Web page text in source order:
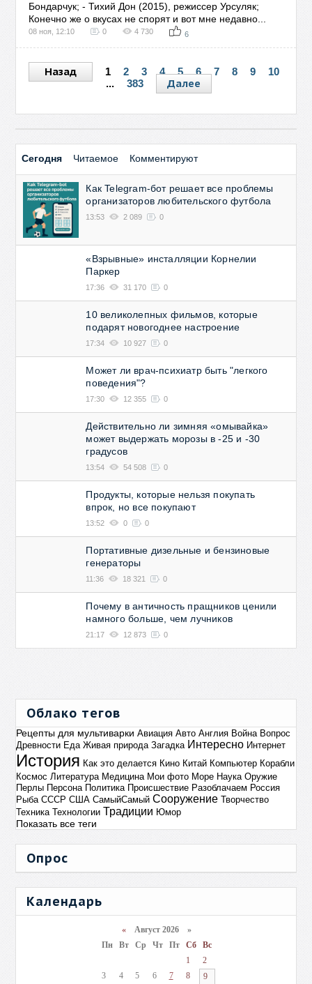
Бондарчук; - Тихий Дон (2015), режиссер Урсуляк;
Конечно же о вкусах не спорят и вот мне недавно...
08 ноя, 12:10 0 4 730 6
Назад 1 2 3 4 5 6 7 8 9
10
...
383 Далее
Сегодня Читаемое Комментируют
Как Telegram-бот решает все проблемы
организаторов любительского футбола
13:53 2 089 0
«Взрывные» инсталляции Корнелии
Паркер
17:36 31 170 0
10 великолепных фильмов, которые
подарят новогоднее настроение
17:34 10 927 0
Может ли врач-психиатр быть "легкого
поведения"?
17:30 12 355 0
Действительно ли зимняя «омывайка»
может выдержать морозы в -25 и -30
градусов
13:54 54 508 0
Продукты, которые нельзя покупать
впрок, но все покупают
13:52 0 0
Портативные дизельные и бензиновые
генераторы
11:36 18 321 0
Почему в античность пращников ценили
намного больше, чем лучников
21:17 12 873 0
Облако тегов
Рецепты для мультиварки Авиация Авто Англия Война Вопрос
Древности Еда Живая природа Загадка Интересно Интернет
История Как это делается Кино Китай Компьютер Корабли
Космос Литература Медицина Мои фото Море Наука Оружие
Перлы Персона Политика Происшествие Разоблачаем Россия
Рыба СССР США СамыйСамый Сооружение Творчество
Техника Технологии Традиции Юмор
Показать все теги
Опрос
Календарь
«Август 2026 »
Пн
Вт Ср Чт Пт Сб
Вс
1
2
3
4 5 6 7 8 9